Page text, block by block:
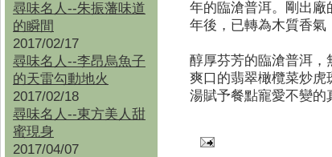
尋味名人--朱振藩味道
的瞬間
2017/02/17
尋味名人--李昂烏魚子
的天雷勾動地火
2017/02/18
尋味名人--東方美人甜
蜜現身
2017/04/07
年的臨滄普洱。剛出
年後，已轉為木質香氣
醇厚芬芳的臨滄普洱
爽口的翡翠橄欖菜炒
湯賦予餐點寵愛不變的